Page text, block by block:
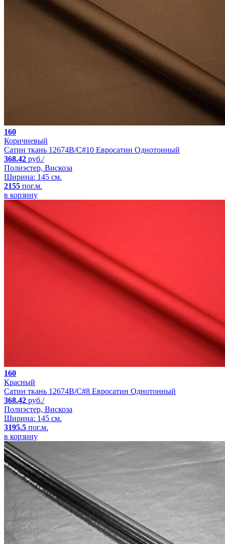
160
Коричневый
Сатин ткань 12674B/C#10 Евросатин Однотонный
368.42 руб./
Полиэстер, Вискоза
Ширина: 145 см.
2155 пог.м.
в корзину
160
Красный
Сатин ткань 12674B/C#8 Евросатин Однотонный
368.42 руб./
Полиэстер, Вискоза
Ширина: 145 см.
3195.5 пог.м.
в корзину